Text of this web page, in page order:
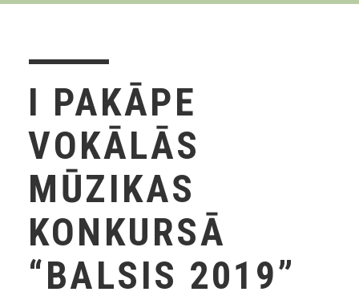
I PAKĀPE
VOKĀLĀS
MŪZIKAS
KONKURSĀ
“BALSIS 2019”